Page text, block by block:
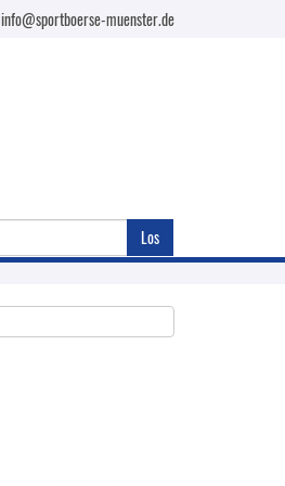
info@sportboerse-muenster.de
Los